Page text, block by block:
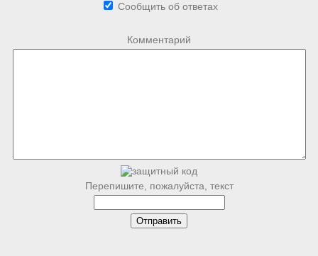
Сообщить об ответах
Комментарий
Перепишите, пожалуйста, текст